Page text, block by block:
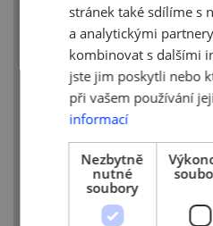
Premiéra 2.
16. 7. 2021 v
Nestihnete v pátek
Nevadí, repríza je
dopoledne v 9:40 h na
stránek také sdílíme s
a analytickými
kombinovat s dalšími
jste jim poskytli nebo
při vašem používání
informací
Nezbytně
nutné
soubory